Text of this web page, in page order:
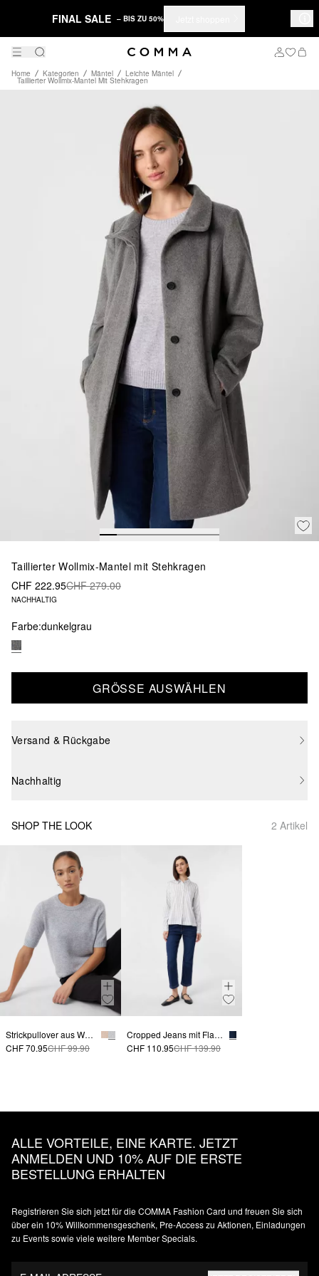
FINAL SALE – BIS ZU 50%
Home Kategorien Mäntel Leichte Mäntel
Taillierter Wollmix-Mantel Mit Stehkragen
Taillierter Wollmix-Mantel mit Stehkragen
CHF 222.95CHF 279.00
NACHHALTIG
Farbe:dunkelgrau
GRÖSSE AUSWÄHLEN
Versand & Rückgabe
Nachhaltig
SHOP THE LOOK 2 Artikel
Strickpullover aus Wollmix mit halblangem Ärmel
CHF 70.95CHF 99.90
Cropped Jeans mit Flared Leg und Waschung
CHF 110.95CHF 139.90
ALLE VORTEILE, EINE KARTE. JETZT
ANMELDEN UND 10% AUF DIE ERSTE
BESTELLUNG ERHALTEN
Registrieren Sie sich jetzt für die COMMA Fashion Card und freuen Sie sich
über ein 10% Willkommensgeschenk, Pre-Access zu Aktionen, Einladungen
zu Events sowie viele weitere Member Specials.